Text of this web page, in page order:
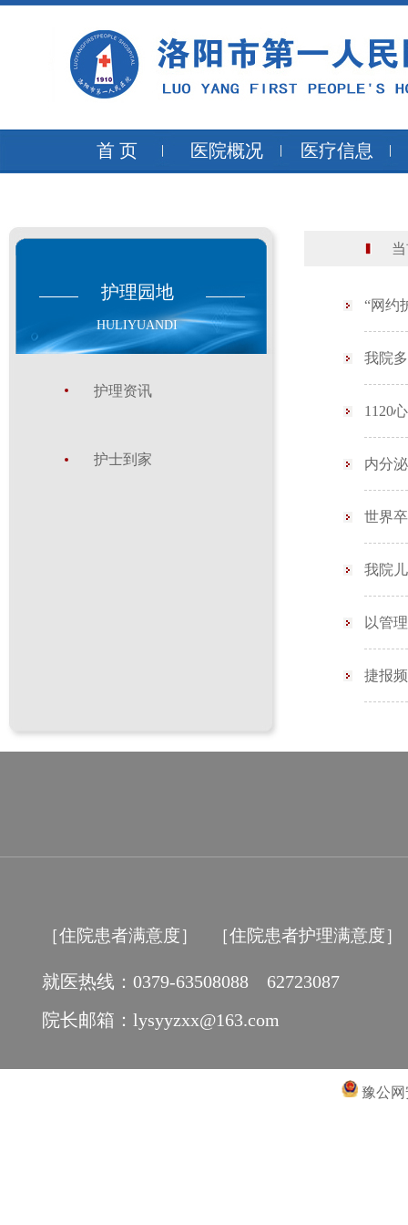
首 页 医院概况 医疗信息
护理园地
HULIYUANDI
护理资讯
护士到家
当
“网约
我院
1120
内分
世界
我院
以管
捷报
［住院患者满意度］ ［住院患者护理满意度］
就医热线：0379-63508088 62723087
院长邮箱：lysyyzxx@163.com
豫公网